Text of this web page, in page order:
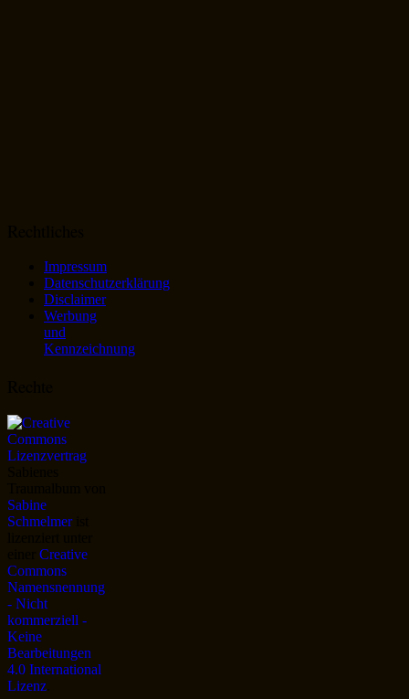
Impressum
Datenschutzerklärung
Disclaimer
Werbung
und
Kennzeichnung
Sabine
Schmelmerist
Creative
Commons
Namensnennung
- Nicht
kommerziell -
Keine
Bearbeitungen
4.0 International
Lizenz